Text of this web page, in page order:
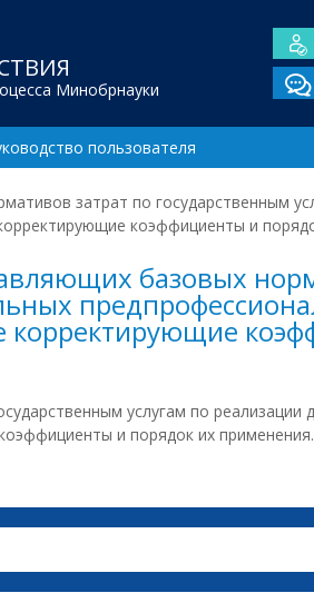
Минобрнауки
пользователя
затрат по государственным
коэффициенты и
базовых
корректирующие
услугам по реализации
и порядок их применения.